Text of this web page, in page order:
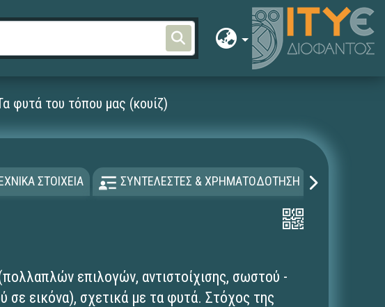
φυτά του τόπου μας (κουίζ)
ΣΤΟΙΧΕΙΑ ΣΥΝΤΕΛΕΣΤΕΣ & ΧΡΗΜΑΤΟΔΟΤΗΣΗ
επιλογών, αντιστοίχισης, σωστού -
σε εικόνα), σχετικά με τα φυτά. Στόχος της